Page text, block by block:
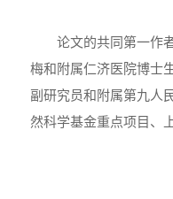
论文的共同第一作
梅和附属仁济医院博士
副研究员和附属第九人
然科学基金重点项目、